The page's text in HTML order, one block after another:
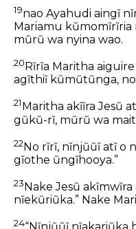
19nao Ayahudi aingĩ
Mariamu
mũrũ wa nyina wao.
20 Rĩrĩa Maritha
agĩthiĩ kũmũtũnga,
21 Maritha akĩĩra Jesũ
gũkũ-rĩ, mũrũ wa
22No rĩrĩ, nĩnjũũĩ atĩ o
gĩothe ũngĩhooya.”
23 Nake Jesũ
nĩekũriũka.” Nake
24